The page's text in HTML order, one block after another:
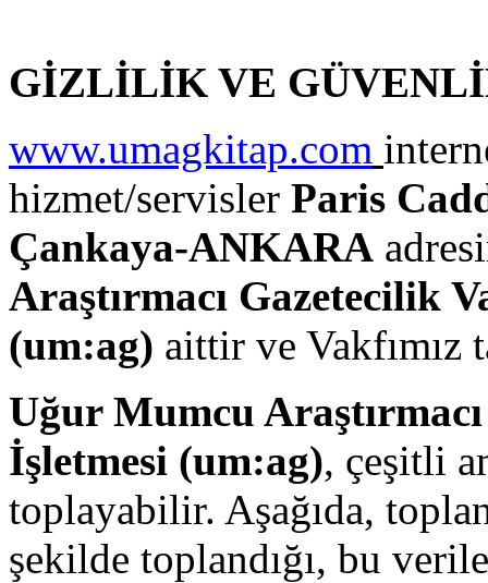
GİZLİLİK VE
www.umagkitap.com
hizmet/servisler Paris
Çankaya-ANKARA
Araştırmacı Gazetecilik
(um:ag) aittir ve
Uğur Mumcu
İşletmesi (um:ag), çeşitli
toplayabilir. Aşağıda,
şekilde toplandığı, bu